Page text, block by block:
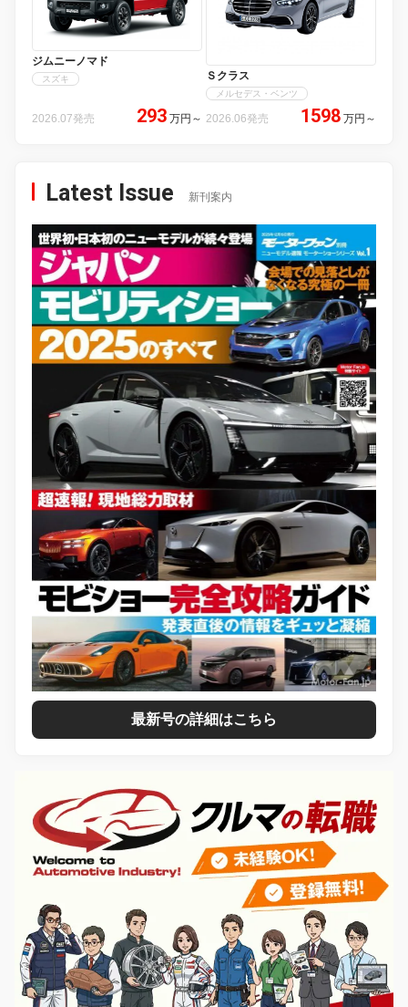
ジムニーノマド
スズキ
2026.07発売 293 万円 ～
Ｓクラス
メルセデス・ベンツ
2026.06発売 1598 万円 ～
Latest Issue 新刊案内
最新号の詳細はこちら